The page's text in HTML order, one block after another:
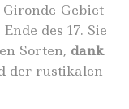
Gebiet
des 17. Sie
Sorten, dank
der rustikalen